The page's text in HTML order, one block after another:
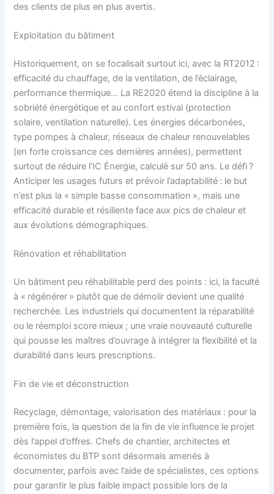
des clients de plus en plus avertis.
Exploitation du bâtiment
Historiquement, on se focalisait surtout ici, avec la RT2012 :
efficacité du chauffage, de la ventilation, de l’éclairage,
performance thermique… La RE2020 étend la discipline à la
sobriété énergétique et au confort estival (protection
solaire, ventilation naturelle). Les énergies décarbonées,
type pompes à chaleur, réseaux de chaleur renouvelables
(en forte croissance ces dernières années), permettent
surtout de réduire l’IC Énergie, calculé sur 50 ans. Le défi ?
Anticiper les usages futurs et prévoir l’adaptabilité : le but
n’est plus la « simple basse consommation », mais une
efficacité durable et résiliente face aux pics de chaleur et
aux évolutions démographiques.
Rénovation et réhabilitation
Un bâtiment peu réhabilitable perd des points : ici, la faculté
à « régénérer » plutôt que de démolir devient une qualité
recherchée. Les industriels qui documentent la réparabilité
ou le réemploi score mieux ; une vraie nouveauté culturelle
qui pousse les maîtres d’ouvrage à intégrer la flexibilité et la
durabilité dans leurs prescriptions.
Fin de vie et déconstruction
Recyclage, démontage, valorisation des matériaux : pour la
première fois, la question de la fin de vie influence le projet
dès l’appel d’offres. Chefs de chantier, architectes et
économistes du BTP sont désormais amenés à
documenter, parfois avec l’aide de spécialistes, ces options
pour garantir le plus faible impact possible lors de la